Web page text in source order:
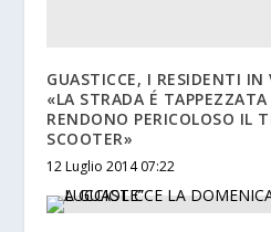
GUASTICCE, I RESIDENTI IN
«LA STRADA É TAPPEZZATA
RENDONO PERICOLOSO IL
SCOOTER»
12 Luglio 2014 07:22